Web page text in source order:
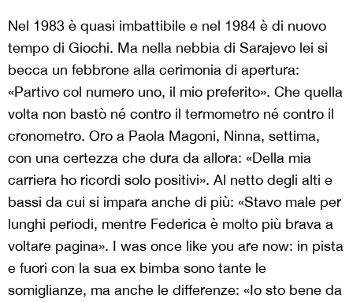
Nel 1983 è quasi imbattibile e nel 1984 è di nuovo
tempo di Giochi. Ma nella nebbia di Sarajevo lei si
becca un febbrone alla cerimonia di apertura:
«Partivo col numero uno, il mio preferito». Che quella
volta non bastò né contro il termometro né contro il
cronometro. Oro a Paola Magoni, Ninna, settima,
con una certezza che dura da allora: «Della mia
carriera ho ricordi solo positivi». Al netto degli alti e
bassi da cui si impara anche di più: «Stavo male per
lunghi periodi, mentre Federica è molto più brava a
voltare pagina». I was once like you are now: in pista
e fuori con la sua ex bimba sono tante le
somiglianze, ma anche le differenze: «Io sto bene da